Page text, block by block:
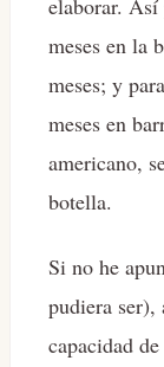
meses en la
meses; y
meses en
americano,
botella.
Si no he
pudiera ser),
capacidad